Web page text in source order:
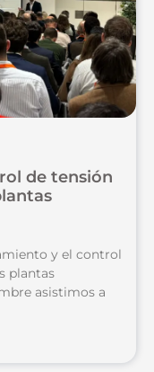
de tensión
y el control
plantas
asistimos a